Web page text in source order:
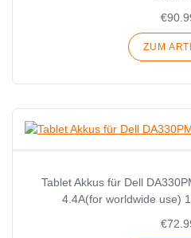
ZUM
Tablet Akkus für Dell
4.4A(for worldwide use)